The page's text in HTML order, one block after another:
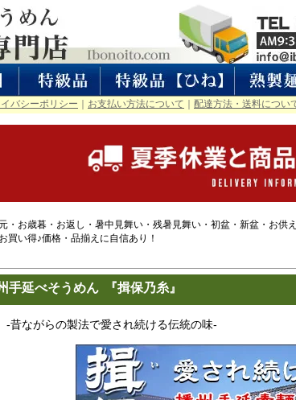
バシーポリシー お支払い方法について 配達方法・送料につい
・お歳暮・お返し・暑中見舞い・残暑見舞い・初盆・新盆・お
買い得♪価格・品揃えに自信あり！
手延べそうめん 『揖保乃糸』
-昔ながらの製法で愛され続ける伝統の味-